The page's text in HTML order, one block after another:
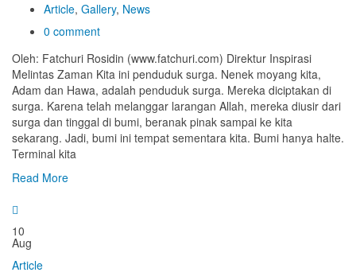
Article, Gallery, News
0 comment
Oleh: Fatchuri Rosidin (www.fatchuri.com) Direktur Inspirasi
Melintas Zaman Kita ini penduduk surga. Nenek moyang kita,
Adam dan Hawa, adalah penduduk surga. Mereka diciptakan di
surga. Karena telah melanggar larangan Allah, mereka diusir dari
surga dan tinggal di bumi, beranak pinak sampai ke kita
sekarang. Jadi, bumi ini tempat sementara kita. Bumi hanya halte.
Terminal kita
Read More
10
Aug
Article